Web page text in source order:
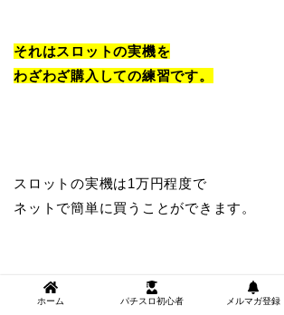
それはスロットの実機を
わざわざ購入しての練習です。
スロットの実機は1万円程度で
ネットで簡単に買うことができます。
買えば壊れるまでずっと練習できるので、
ホーム パチスロ初心者 メルマガ登録